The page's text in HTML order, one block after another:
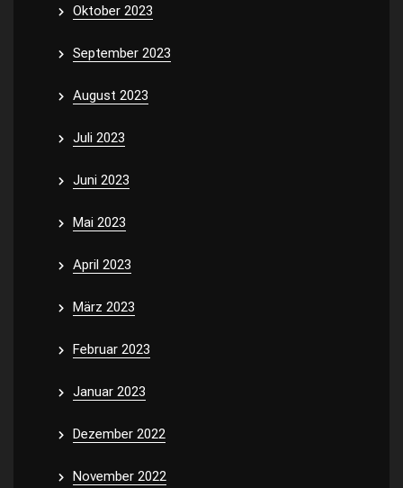
Oktober 2023
September 2023
August 2023
Juli 2023
Juni 2023
Mai 2023
April 2023
März 2023
Februar 2023
Januar 2023
Dezember 2022
November 2022